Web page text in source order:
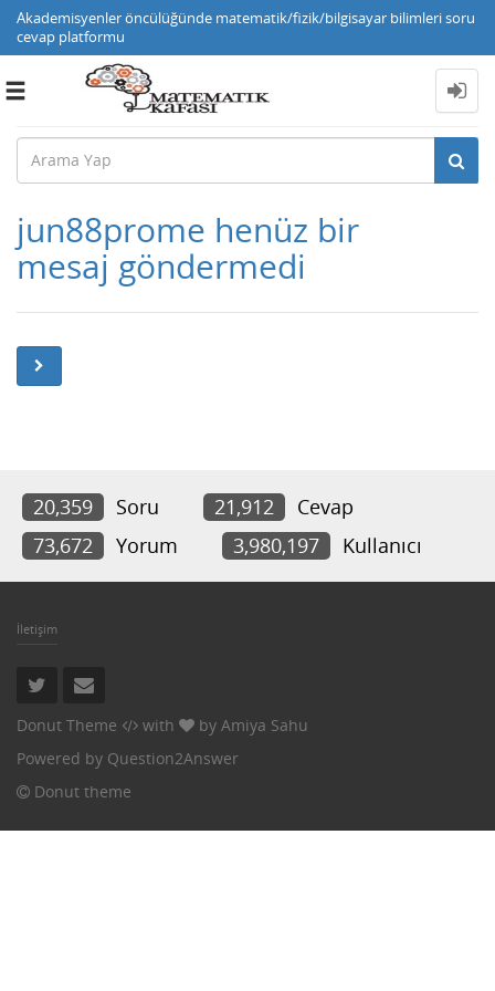
Akademisyenler öncülüğünde matematik/fizik/bilgisayar bilimleri soru
cevap platformu
Toggle
jun88prome henüz bir
mesaj göndermedi
20,359 Soru 21,912
Cevap
73,672
Yorum 3,980,197 Kullanıcı
İletişim
Donut Theme with by Amiya Sahu
Powered by Question2Answer
Donut theme